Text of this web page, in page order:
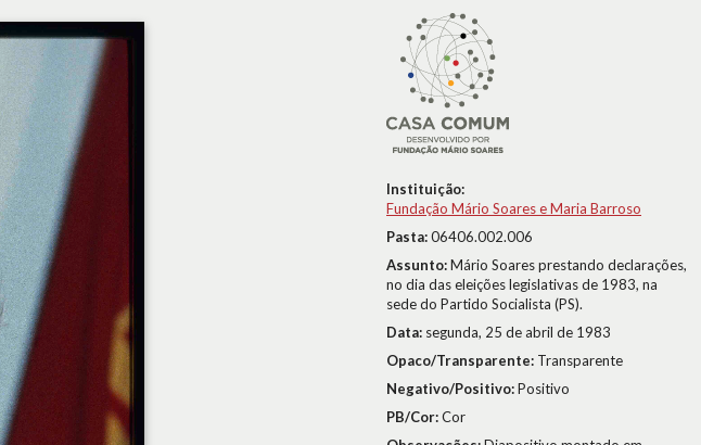
Instituição:
Fundação Mário Soares e Maria Barroso
Pasta:06406.002.006
Assunto:Mário Soares prestando declarações,
no dia das eleições legislativas de 1983, na
sede do Partido Socialista (PS).
Data: segunda, 25 de abril de 1983
Opaco/Transparente: Transparente
Negativo/Positivo:Positivo
PB/Cor:Cor